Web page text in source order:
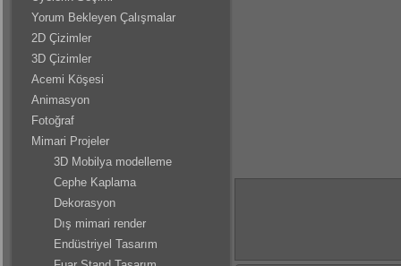
Yorum Bekleyen Çalışmalar
2D Çizimler
3D Çizimler
Acemi Köşesi
Animasyon
Fotoğraf
Mimari Projeler
3D Mobilya modelleme
Cephe Kaplama
Dekorasyon
Dış mimari render
Endüstriyel Tasarım